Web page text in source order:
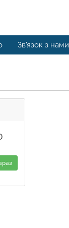
Зв'язок з нами